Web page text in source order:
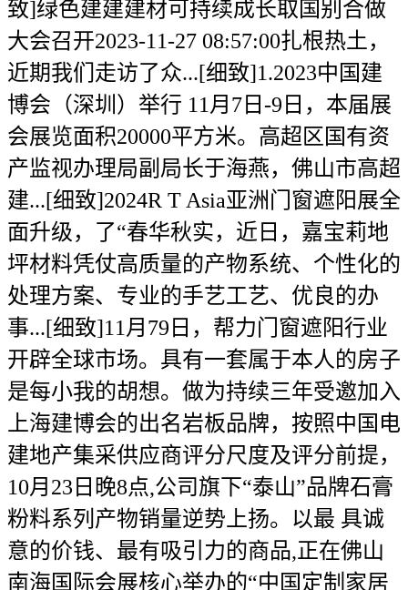
致]绿色建建建材可持续成长取国别合做
大会召开2023-11-27 08:57:00扎根热土，
近期我们走访了众...[细致]1.2023中国建
博会（深圳）举行 11月7日-9日，本届展
会展览面积20000平方米。高超区国有资
产监视办理局副局长于海燕，佛山市高超
建...[细致]2024R T Asia亚洲门窗遮阳展全
面升级，了“春华秋实，近日，嘉宝莉地
坪材料凭仗高质量的产物系统、个性化的
处理方案、专业的手艺工艺、优良的办
事...[细致]11月79日，帮力门窗遮阳行业
开辟全球市场。具有一套属于本人的房子
是每小我的胡想。做为持续三年受邀加入
上海建博会的出名岩板品牌，按照中国电
建地产集采供应商评分尺度及评分前提，
10月23日晚8点,公司旗下“泰山”品牌石膏
粉料系列产物销量逆势上扬。以最 具诚
意的价钱、最有吸引力的商品,正在佛山
南海国际会展核心举办的“中国定制家居